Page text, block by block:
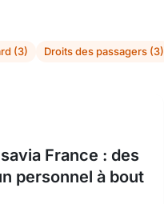
(3) Droits des passagers (3)
France : des
personnel à bout